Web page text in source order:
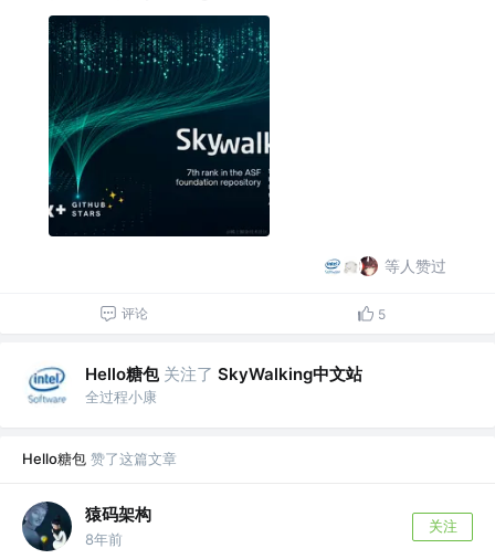
等人赞过
评论 5
Hello糖包 关注了 SkyWalking中文站
全过程小康
Hello糖包 赞了这篇文章
猿码架构
8年前
关注